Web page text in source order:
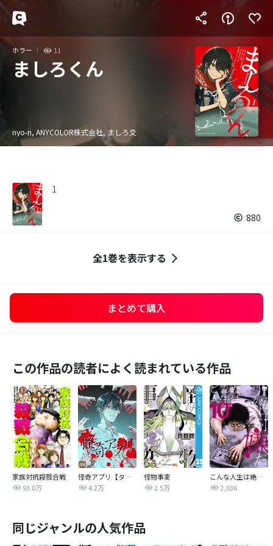
ホラー 11
ましろくん
nyo-n, ANYCOLOR株式会社, ましろ爻
1
880
全1巻を表示する
まとめて購入
この作品の読者によく読まれている作品
家族対抗殺戮合戦
93.0万
怪奇アプリ【タテヨミ】
4.2万
怪物事変
2.5万
こんな人生は絶対嫌だ
2,036
同じジャンルの人気作品